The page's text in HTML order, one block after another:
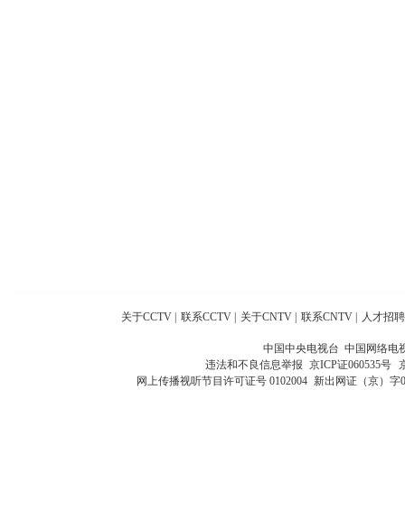
关于CCTV 联系CCTV 关于CNTV 联系CNTV 人才招聘
中国中央电视台 中国网络电
违法和不良信息举报 京ICP证060535号
网上传播视听节目许可证号 0102004 新出网证（京）